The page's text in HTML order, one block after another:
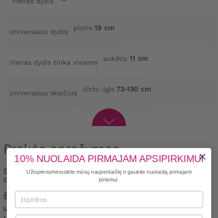
Universalus dydis plotis 19 cm
Vienas dydis tinka visiems aukštis 11 cm
Universalus skaičius diržo ilgis 73-130 cm
Prekės aprašymas
Smėlio spalvos piniginė su nuimamu, reguliuojamu
diržu
Šis modelis turi du praktiškus skyrius – vieną su
užtrauktuku, o kitą – dygsniuotos piniginės formos su
10% NUOLAIDA PIRMAJAM APSIPIRKIMUI
Užsiprenumeruokite mūsų naujienlaiškį ir gaukite nuolaidą pirmajam
pirkimui.